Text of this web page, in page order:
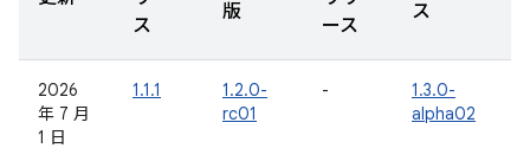
ス
版
ース
ス
2026
年 7 月
1 日
1.1.1
1.2.0-
rc01
-
1.3.0-
alpha02